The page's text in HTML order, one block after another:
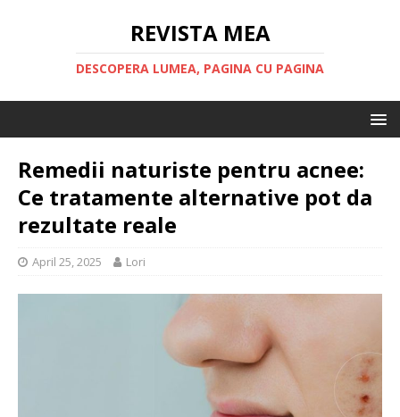
REVISTA MEA
DESCOPERA LUMEA, PAGINA CU PAGINA
Remedii naturiste pentru acnee:
Ce tratamente alternative pot da
rezultate reale
April 25, 2025 Lori